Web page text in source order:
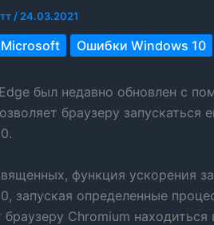
/ 24.03.2021
Ошибки Windows 10
был недавно обновлен с
браузеру
функция ускорения
запуская определенные
браузеру Chromium